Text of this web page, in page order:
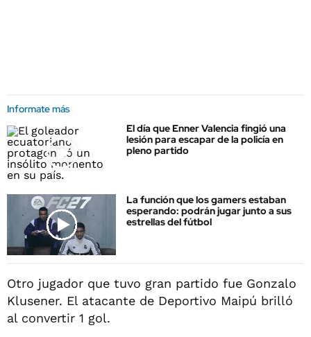
Informate más
El día que Enner Valencia fingió una
lesión para escapar de la policía en
pleno partido
La función que los gamers estaban
esperando: podrán jugar junto a sus
estrellas del fútbol
Otro jugador que tuvo gran partido fue Gonzalo
Klusener. El atacante de Deportivo Maipú brilló
al convertir 1 gol.